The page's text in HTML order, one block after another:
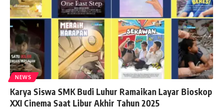
NEWS
Karya Siswa SMK Budi Luhur Ramaikan Layar Bioskop
XXI Cinema Saat Libur Akhir Tahun 2025